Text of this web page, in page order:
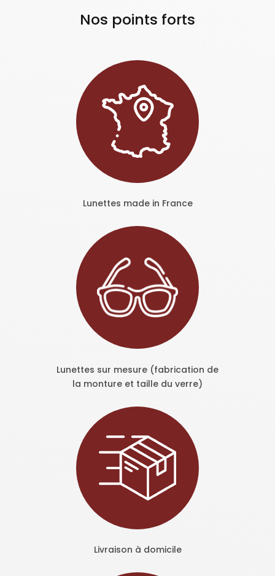
Nos points forts
Lunettes made in France
Lunettes sur mesure (fabrication de
la monture et taille du verre)
Livraison à domicile